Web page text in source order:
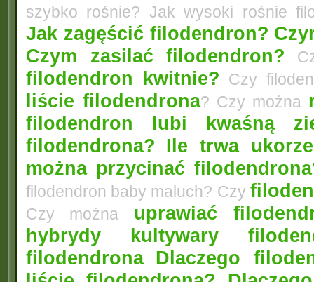
szybko rośnie? Jak wysoki rośnie
Jak zagęścić filodendron?
Czym zasilać filodendron?
filodendron kwitnie? Czy
liście filodendrona? Czy można
filodendron lubi kwaśną
filodendrona? Ile trwa
można przycinać
filodendron baby maluch? Czy
Czy można uprawiać
hybrydy kultywary
filodendrona Dlaczego